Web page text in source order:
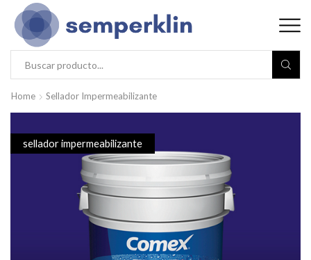
Home Sellador Impermeabilizante
sellador impermeabilizante